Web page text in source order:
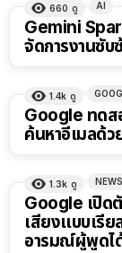
660 ดู AI
Gemini
จัดการงานซั
1.4k ดู
Google ทดส
ค้นหาอีเมลด้ว
1.3k ดู NEWS
Google เปิด
เสียงแบบเรีย
อารมณ์ผู้พูดไ